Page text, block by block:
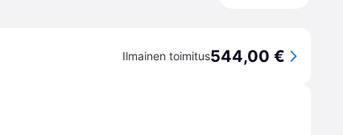
Ilmainen toimitus544,00 €